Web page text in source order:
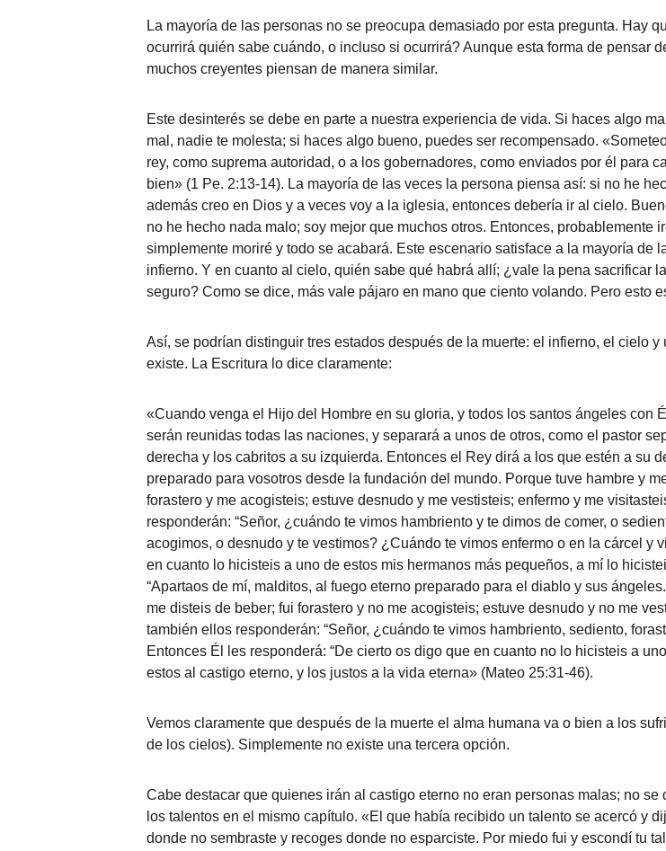
La mayoría de las personas no se preocupa demasiado por esta pregunta. Hay
ocurrirá quién sabe cuándo, o incluso si ocurrirá? Aunque esta forma de pensar
muchos creyentes piensan de manera similar.
Este desinterés se debe en parte a nuestra experiencia de vida. Si haces algo
mal, nadie te molesta; si haces algo bueno, puedes ser recompensado.
rey, como suprema autoridad, o a los gobernadores, como enviados por él para
bien» (1 Pe. 2:13-14). La mayoría de las veces la persona piensa así: si no he
además creo en Dios y a veces voy a la iglesia, entonces debería ir al cielo.
no he hecho nada malo; soy mejor que muchos otros. Entonces, probablemente
simplemente moriré y todo se acabará. Este escenario satisface a la mayoría de
infierno. Y en cuanto al cielo, quién sabe qué habrá allí; ¿vale la pena sacrificar
seguro? Como se dice, más vale pájaro en mano que ciento volando. Pero esto
Así, se podrían distinguir tres estados después de la muerte: el infierno, el cielo
existe. La Escritura lo dice claramente:
«Cuando venga el Hijo del Hombre en su gloria, y todos los santos ángeles con
serán reunidas todas las naciones, y separará a unos de otros, como el pastor
derecha y los cabritos a su izquierda. Entonces el Rey dirá a los que estén a su
preparado para vosotros desde la fundación del mundo. Porque tuve hambre y
forastero y me acogisteis; estuve desnudo y me vestisteis; enfermo y me
responderán: “Señor, ¿cuándo te vimos hambriento y te dimos de comer, o
acogimos, o desnudo y te vestimos? ¿Cuándo te vimos enfermo o en la cárcel y
en cuanto lo hicisteis a uno de estos mis hermanos más pequeños, a mí lo
“Apartaos de mí, malditos, al fuego eterno preparado para el diablo y sus
me disteis de beber; fui forastero y no me acogisteis; estuve desnudo y no me
también ellos responderán: “Señor, ¿cuándo te vimos hambriento, sediento,
Entonces Él les responderá: “De cierto os digo que en cuanto no lo hicisteis a
estos al castigo eterno, y los justos a la vida eterna» (Mateo 25:31-46).
Vemos claramente que después de la muerte el alma humana va o bien a los
de los cielos). Simplemente no existe una tercera opción.
Cabe destacar que quienes irán al castigo eterno no eran personas malas; no
los talentos en el mismo capítulo. «El que había recibido un talento se acercó y
donde no sembraste y recoges donde no esparciste. Por miedo fui y escondí tu